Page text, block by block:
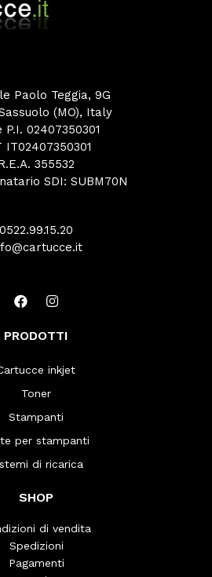
Paolo Teggia, 9G
(MO), Italy
P.I. 02407350301
IT02407350301
355532
SDI: SUBM70N
0522.99.15.20
PRODOTTI
inkjet
Toner
Stampanti
per stampanti
di ricarica
SHOP
di vendita
Spedizioni
Pagamenti